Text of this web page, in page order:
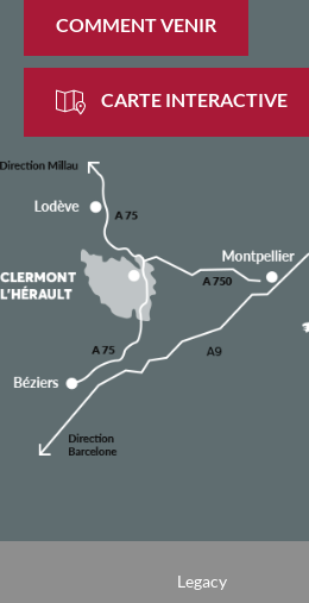
COMMENT VENIR
CARTE INTERACTIVE
Legacy